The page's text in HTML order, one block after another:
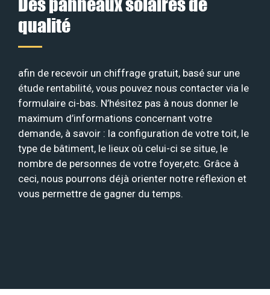
qualité
afin de recevoir un chiffrage gratuit, basé sur une
étude rentabilité, vous pouvez nous contacter via le
formulaire ci-bas. N’hésitez pas à nous donner le
maximum d’informations concernant votre
demande, à savoir : la configuration de votre toit, le
type de bâtiment, le lieux où celui-ci se situe, le
nombre de personnes de votre foyer,etc. Grâce à
ceci, nous pourrons déjà orienter notre réflexion et
vous permettre de gagner du temps.